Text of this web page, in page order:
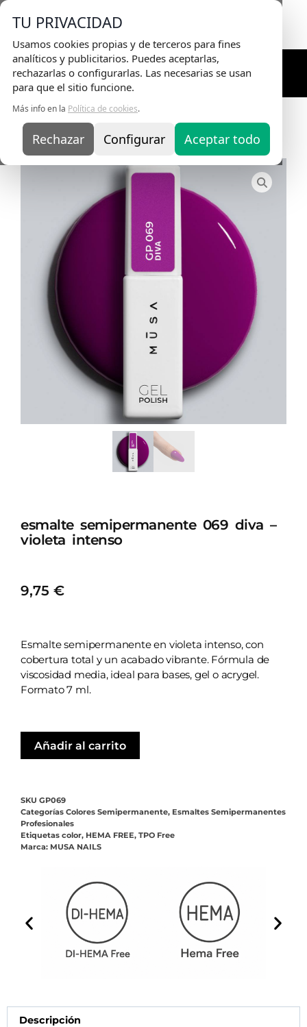
TU PRIVACIDAD
Usamos cookies propias y de terceros para fines
analíticos y publicitarios. Puedes aceptarlas,
rechazarlas o configurarlas. Las necesarias se usan
para que el sitio funcione.
Más info en la Política de cookies.
Rechazar Configurar Aceptar todo
Envio Gratisen pedidos superiores a 75€ |
Entrega en 24H
Inicio/ Esmaltes Semipermanentes Profesionales
esmalte semipermanente 069 diva –
violeta intenso
9,75 €
Esmalte semipermanente en violeta intenso, con
cobertura total y un acabado vibrante. Fórmula de
viscosidad media, ideal para bases, gel o acrygel.
Formato 7 ml.
Añadir al carrito
SKU GP069
Categorías Colores Semipermanente, Esmaltes Semipermanentes
Profesionales
Etiquetas color, HEMA FREE, TPO Free
Marca: MUSA NAILS
Descripción